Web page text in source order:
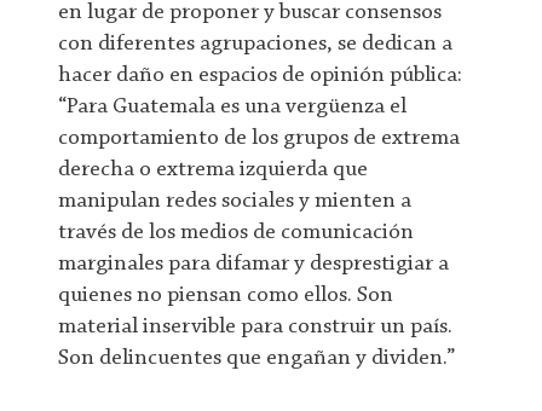
en lugar de proponer y buscar consensos
con diferentes agrupaciones, se dedican a
hacer daño en espacios de opinión pública:
“Para Guatemala es una vergüenza el
comportamiento de los grupos de extrema
derecha o extrema izquierda que
manipulan redes sociales y mienten a
través de los medios de comunicación
marginales para difamar y desprestigiar a
quienes no piensan como ellos. Son
material inservible para construir un país.
Son delincuentes que engañan y dividen.”